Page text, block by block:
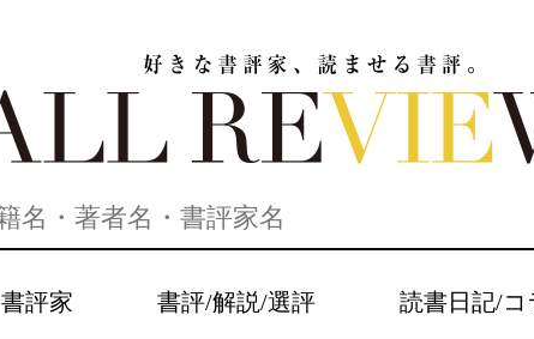
書評家 書評/解説/選評 読書日記/コ